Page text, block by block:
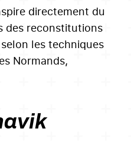
directement du
des reconstitutions
les techniques
Normands,